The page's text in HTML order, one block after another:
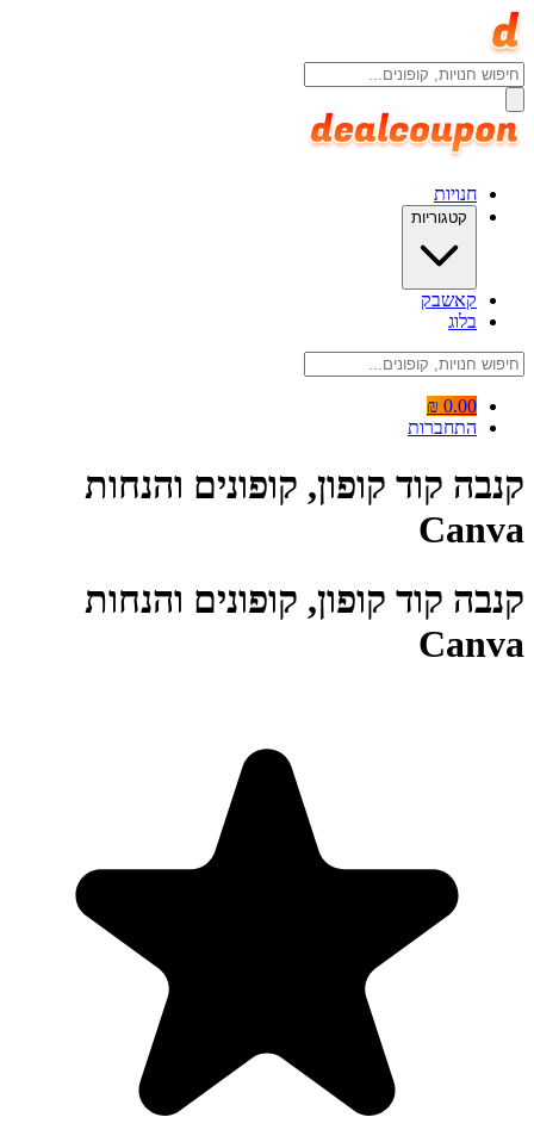
חנויות
קטגוריות
קאשבק
בלוג
0.00 ₪
התחברות
קנבה קוד קופון, קופונים והנחות
Canva
קנבה קוד קופון, קופונים והנחות
Canva